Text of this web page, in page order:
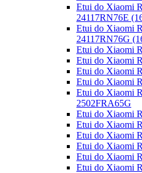
Etui do Xiaomi
24117RN76E
Etui do Xiaomi
24117RN76G
Etui do Xiaomi
Etui do Xiaomi
Etui do Xiaomi
Etui do Xiaomi
Etui do Xiaomi
2502FRA65G
Etui do Xiaomi
Etui do Xiaomi
Etui do Xiaomi
Etui do Xiaomi
Etui do Xiaomi
Etui do Xiaomi